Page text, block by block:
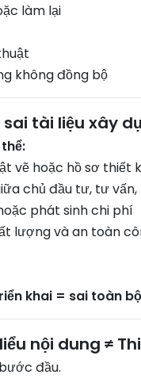
làm lại
không đồng bộ
sai tài liệu xây
vẽ hoặc hồ sơ thiết
chủ đầu tư, tư
phát sinh chi phí
lượng và an toàn
khai = sai toàn
nội dung ≠
đầu.